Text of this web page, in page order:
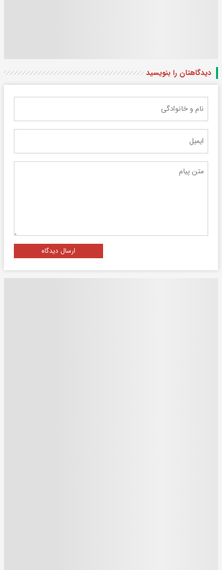
دیدگاهتان را بنویسید
ارسال دیدگاه